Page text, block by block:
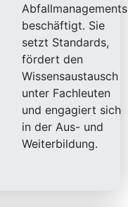
Abfallmanagements
beschäftigt. Sie
setzt Standards,
fördert den
Wissensaustausch
unter Fachleuten
und engagiert sich
in der Aus- und
Weiterbildung.